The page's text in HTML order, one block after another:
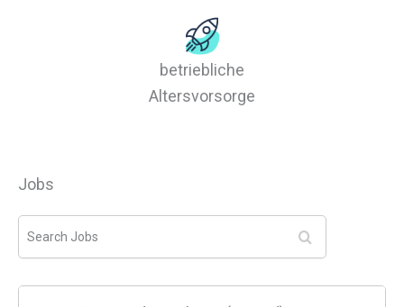
betriebliche
Altersvorsorge
Jobs
a